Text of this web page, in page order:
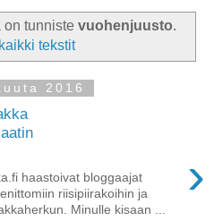
on tunniste vuohenjuusto.
tekstit
2016
›
haastoivat bloggaajat
riisipiirakoihin ja
Minulle kisaan ...